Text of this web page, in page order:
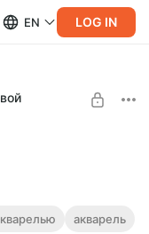
EN LOG IN
акварелью
акварель